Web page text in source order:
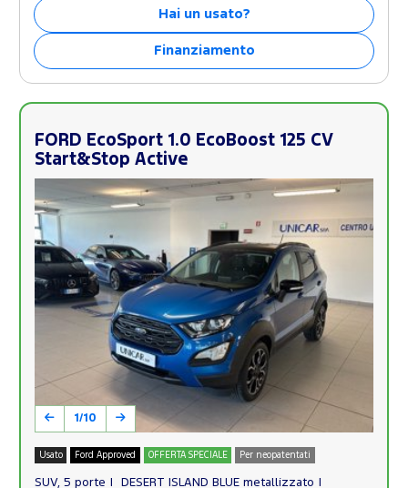
Hai un usato?
Finanziamento
FORD EcoSport 1.0 EcoBoost 125 CV
Start&Stop Active
1/10
Usato Ford Approved OFFERTA SPECIALE Per neopatentati
SUV, 5 porte
DESERT ISLAND BLUE metallizzato